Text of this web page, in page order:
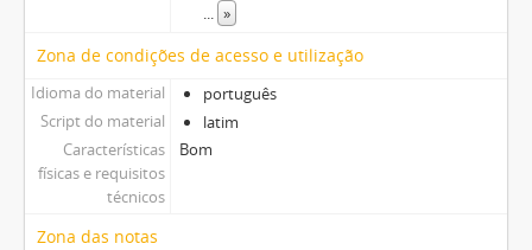
»
Zona de condições de acesso e utilização
Idioma do material
português
Script do material
latim
Características
físicas e requisitos
técnicos
Bom
Zona das notas